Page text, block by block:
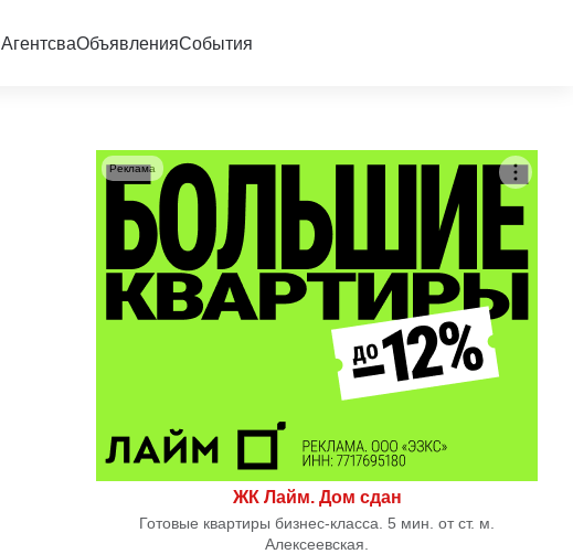
АгентсваОбъявленияСобытия
ЖК Лайм. Дом сдан
Готовые квартиры бизнес-класса. 5 мин. от ст. м.
Алексеевская.
Реклама